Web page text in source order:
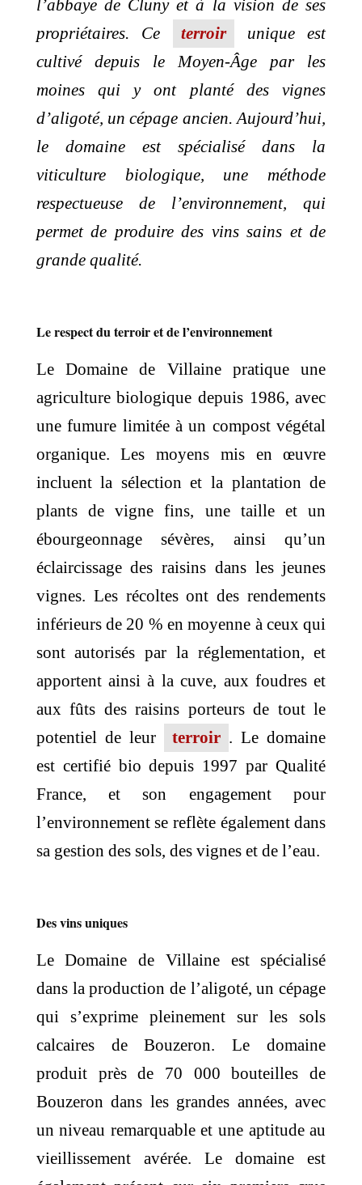
l’abbaye de Cluny et à la vision de ses
propriétaires. Ce
terroir
unique est
cultivé depuis le Moyen-Âge par les
moines qui y ont planté des vignes
d’aligoté, un cépage ancien. Aujourd’hui,
le domaine est spécialisé dans la
viticulture biologique, une méthode
respectueuse de l’environnement, qui
permet de produire des vins sains et de
grande qualité.
Le respect du terroir et de l’environnement
Le Domaine de Villaine pratique une
agriculture biologique depuis 1986, avec
une fumure limitée à un compost végétal
organique. Les moyens mis en œuvre
incluent la sélection et la plantation de
plants de vigne fins, une taille et un
ébourgeonnage sévères, ainsi qu’un
éclaircissage des raisins dans les jeunes
vignes. Les récoltes ont des rendements
inférieurs de 20 % en moyenne à ceux qui
sont autorisés par la réglementation, et
apportent ainsi à la cuve, aux foudres et
aux fûts des raisins porteurs de tout le
potentiel de leur
terroir . Le domaine
est certifié bio depuis 1997 par Qualité
France, et son engagement pour
l’environnement se reflète également dans
sa gestion des sols, des vignes et de l’eau.
Des vins uniques
Le Domaine de Villaine est spécialisé
dans la production de l’aligoté, un cépage
qui s’exprime pleinement sur les sols
calcaires de Bouzeron. Le domaine
produit près de 70 000 bouteilles de
Bouzeron dans les grandes années, avec
un niveau remarquable et une aptitude au
vieillissement avérée. Le domaine est